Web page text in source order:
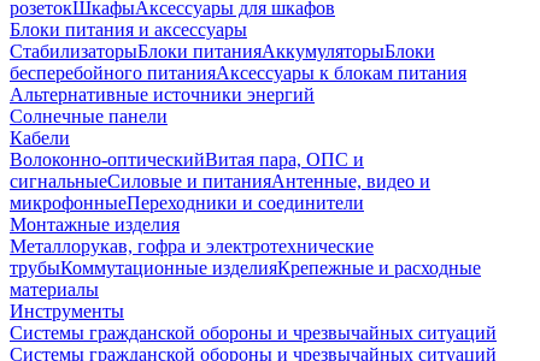
розетокШкафыАксессуары для шкафов
Блоки питания и аксессуары
СтабилизаторыБлоки питанияАккумуляторыБлоки
бесперебойного питанияАксессуары к блокам питания
Альтернативные источники энергий
Солнечные панели
Кабели
Волоконно-оптическийВитая пара, ОПС и
сигнальныеСиловые и питанияАнтенные, видео и
микрофонныеПереходники и соединители
Монтажные изделия
Металлорукав, гофра и электротехнические
трубыКоммутационные изделияКрепежные и расходные
материалы
Инструменты
Системы гражданской обороны и чрезвычайных ситуаций
Системы гражданской обороны и чрезвычайных ситуаций